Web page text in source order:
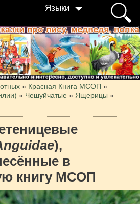
Языки
» Красная Книга МСОП »
» Чешуйчатые » Ящерицы »
),
в
книгу МСОП